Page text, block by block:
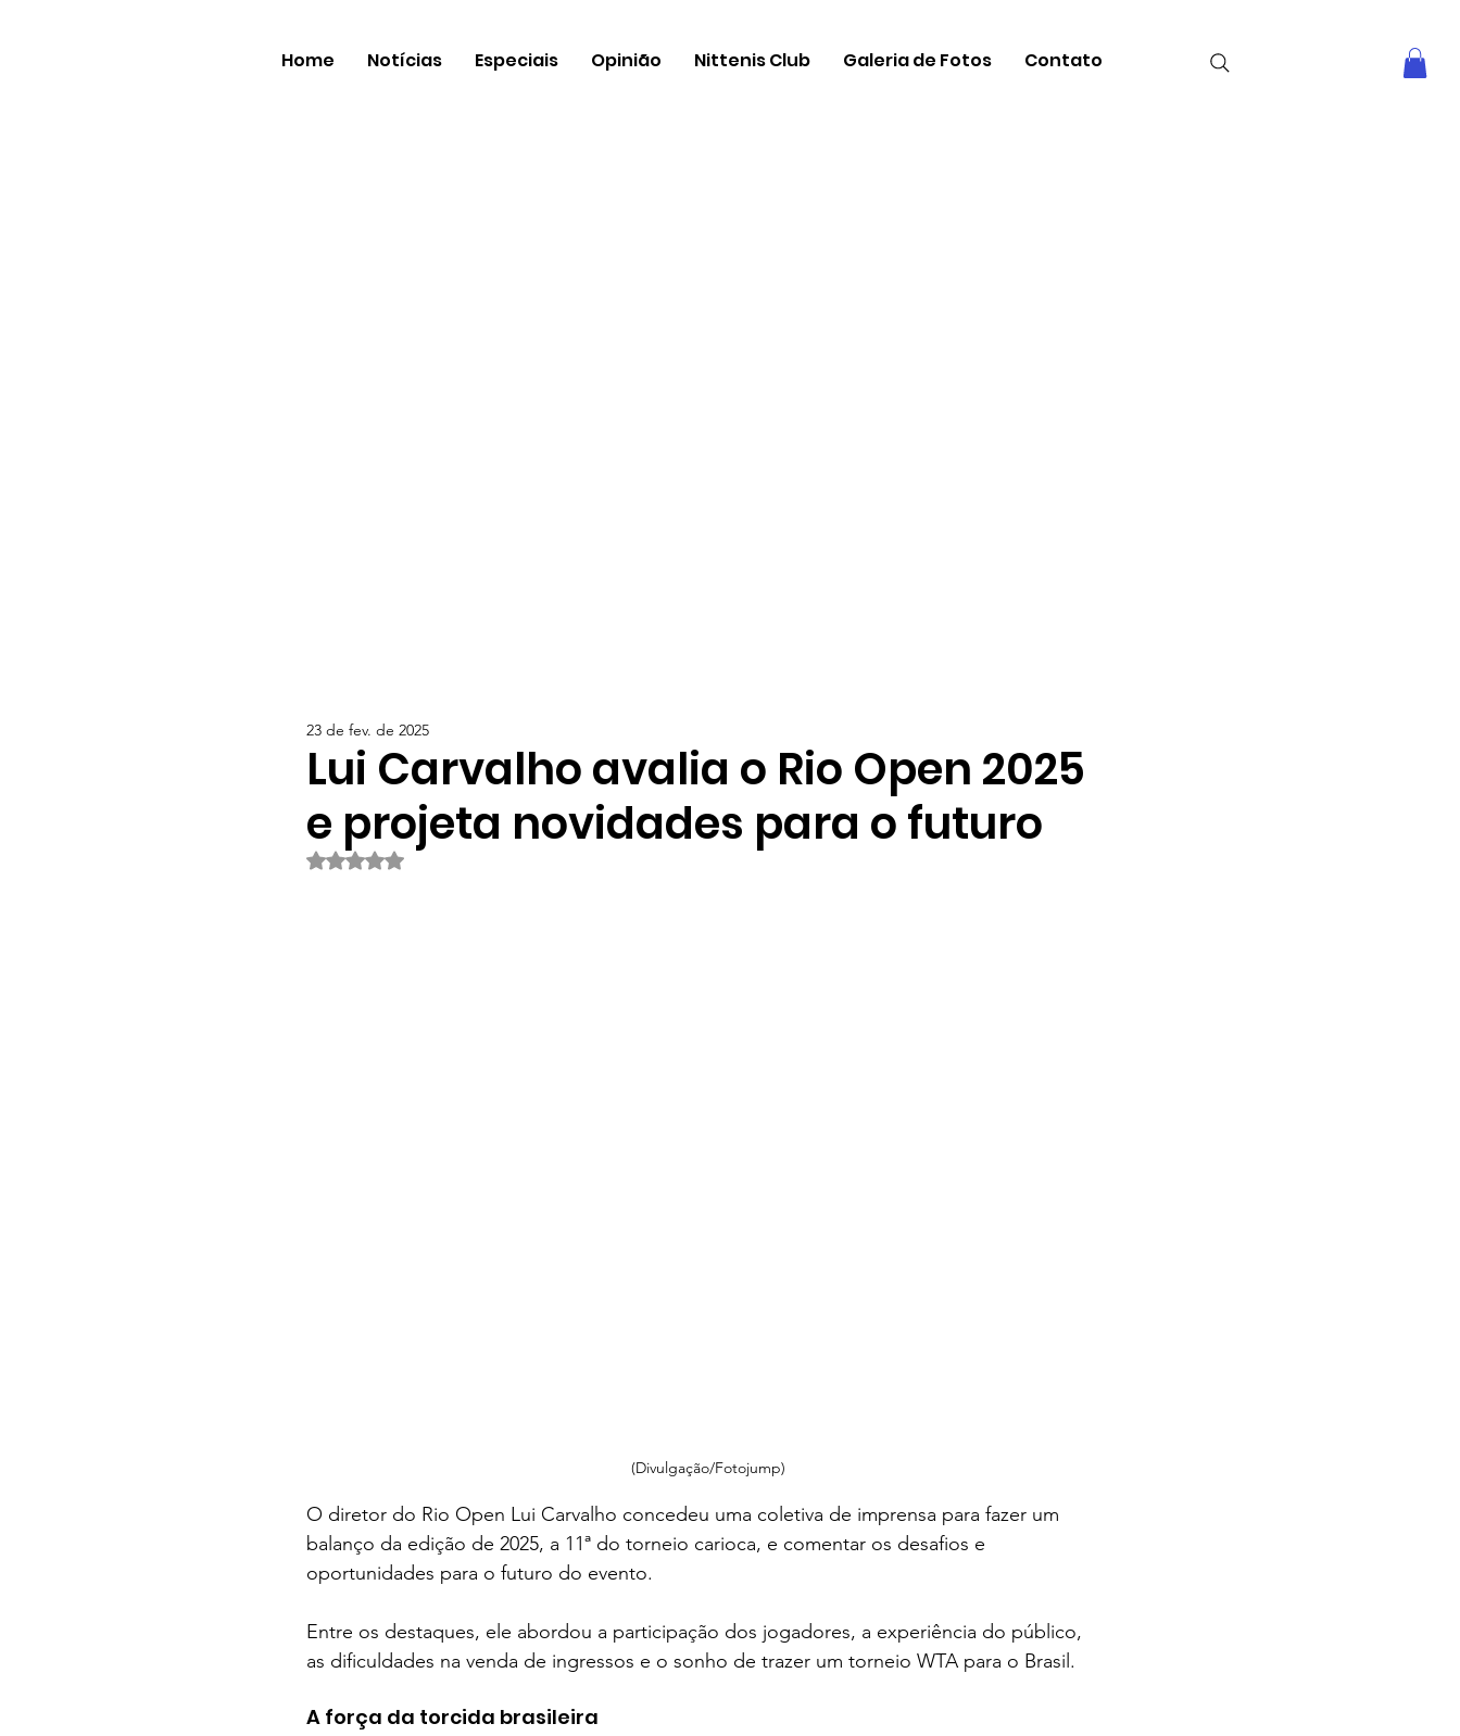
Home Notícias Especiais Opinião Nittenis Club Galeria de Fotos Contato
Lui Carvalho avalia o Rio Open 2025
e projeta novidades para o futuro
23 de fev. de 2025
Avaliado com NaN de 5 estrelas.
(Divulgação/Fotojump)
O diretor do Rio Open Lui Carvalho concedeu uma coletiva de imprensa para fazer um
balanço da edição de 2025, a 11ª do torneio carioca, e comentar os desafios e
oportunidades para o futuro do evento.
Entre os destaques, ele abordou a participação dos jogadores, a experiência do público,
as dificuldades na venda de ingressos e o sonho de trazer um torneio WTA para o Brasil.
A força da torcida brasileira